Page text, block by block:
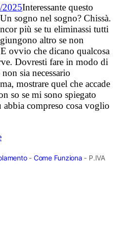
2025Interessante questo
sogno nel sogno? Chissà.
più se tu eliminassi tutti
altro se non
ovvio che dicano qualcosa
Dovresti fare in modo di
sia necessario
mostrare quel che accade
so se mi sono spiegato
abbia compreso cosa voglio
- Come Funziona - P.IVA